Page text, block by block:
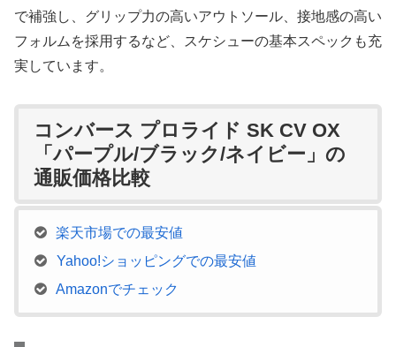
で補強し、グリップ力の高いアウトソール、接地感の高い
フォルムを採用するなど、スケシューの基本スペックも充
実しています。
コンバース プロライド SK CV OX
「パープル/ブラック/ネイビー」の
通販価格比較
楽天市場での最安値
Yahoo!ショッピングでの最安値
Amazonでチェック